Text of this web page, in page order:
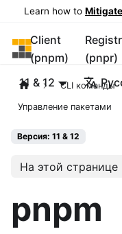
Learn how to
pnpm
Client
(pnpm)
(pnpr)
11 & 12 CLI команды
Управление пакетами
Версия: 11 & 12
На этой странице
pnpm